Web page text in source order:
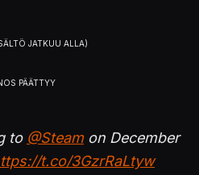
to @Steamon December
t.co/3GzrRaLtyw